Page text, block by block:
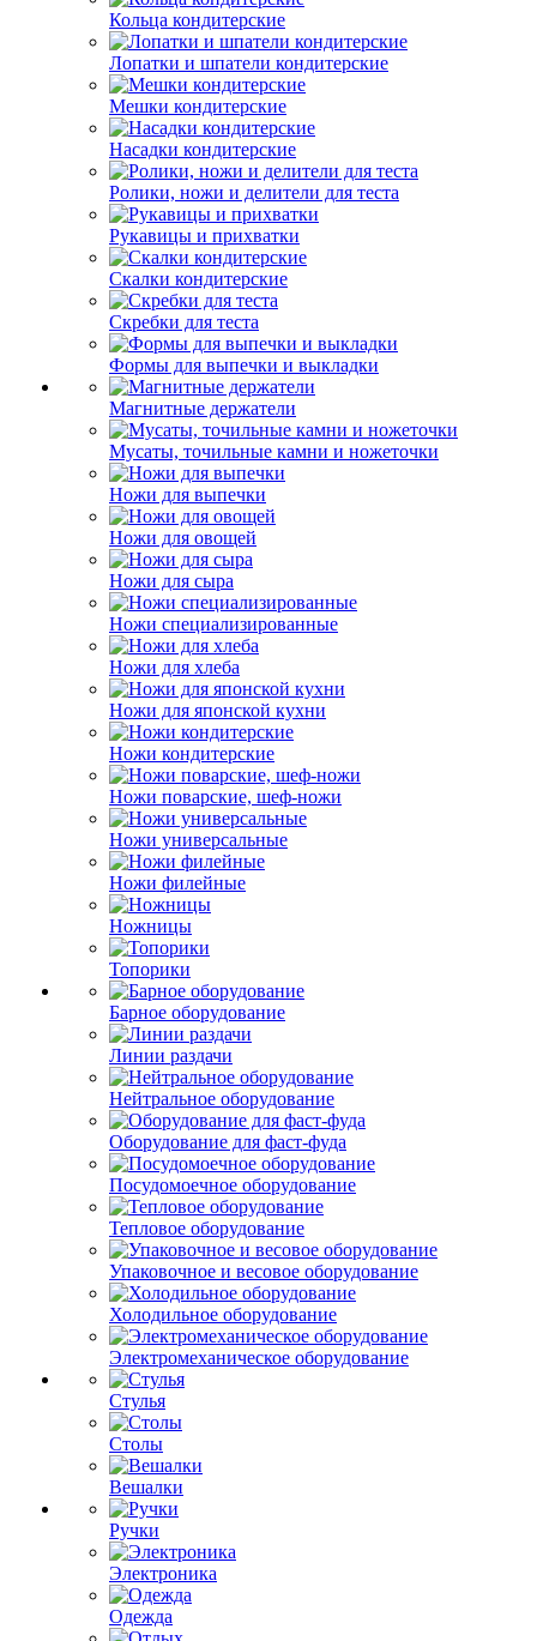
Кольца кондитерские
Лопатки и шпатели кондитерские
Мешки кондитерские
Насадки кондитерские
Ролики, ножи и делители для теста
Рукавицы и прихватки
Скалки кондитерские
Скребки для теста
Формы для выпечки и выкладки
Магнитные держатели
Мусаты, точильные камни и ножеточки
Ножи для выпечки
Ножи для овощей
Ножи для сыра
Ножи специализированные
Ножи для хлеба
Ножи для японской кухни
Ножи кондитерские
Ножи поварские, шеф-ножи
Ножи универсальные
Ножи филейные
Ножницы
Топорики
Барное оборудование
Линии раздачи
Нейтральное оборудование
Оборудование для фаст-фуда
Посудомоечное оборудование
Тепловое оборудование
Упаковочное и весовое оборудование
Холодильное оборудование
Электромеханическое оборудование
Стулья
Столы
Вешалки
Ручки
Электроника
Одежда